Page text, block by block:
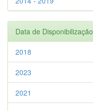
Data de Disponibilização
2018
2023
2021